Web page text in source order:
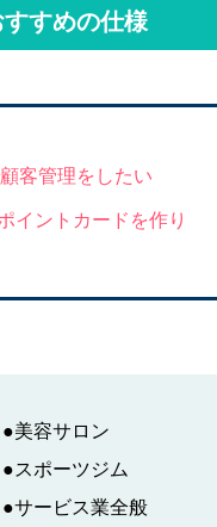
すめの仕様
客管理をしたい
イントカードを作り
●美容サロン
●スポーツジム
●サービス業全般